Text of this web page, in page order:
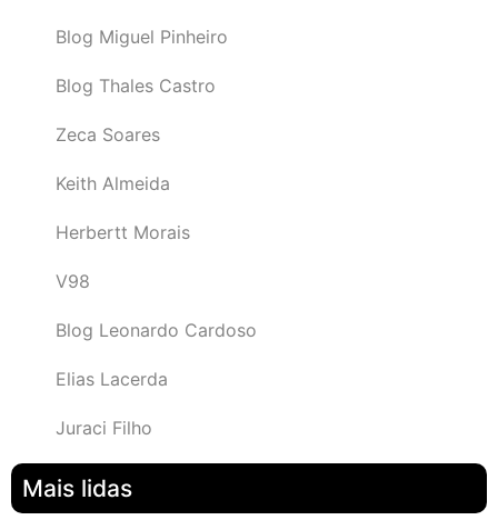
Blog Miguel Pinheiro
Blog Thales Castro
Zeca Soares
Keith Almeida
Herbertt Morais
V98
Blog Leonardo Cardoso
Elias Lacerda
Juraci Filho
Mais lidas